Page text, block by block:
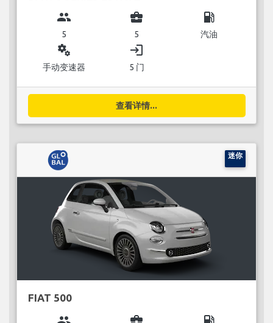
group
5
business_center
5
local_gas_station
汽油
miscellaneous_services
手动变速器
login
5 门
查看详情...
迷你
FIAT 500